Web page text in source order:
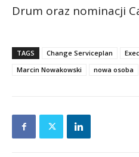
Drum oraz nominacji
TAGS Change Serviceplan
Marcin Nowakowski
nowa osoba